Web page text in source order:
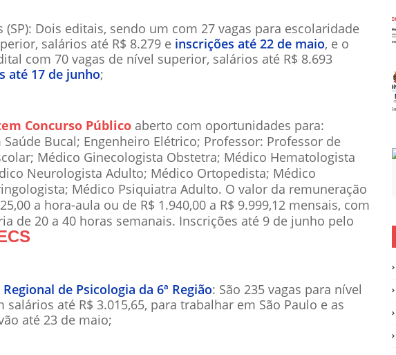
(SP): Dois editais, sendo um com 27 vagas para escolaridade
salários até R$ 8.279 e inscrições até 22 de maio, e o
com 70 vagas de nível superior, salários até R$ 8.693
até 17 de junho;
Concurso Público aberto com oportunidades para:
Bucal; Engenheiro Elétrico; Professor: Professor de
Médico Ginecologista Obstetra; Médico Hematologista
Neurologista Adulto; Médico Ortopedista; Médico
Médico Psiquiatra Adulto. O valor da remuneração
a hora-aula ou de R$ 1.940,00 a R$ 9.999,12 mensais, com
de 20 a 40 horas semanais. Inscrições até 9 de junho pelo
de Psicologia da 6ª Região: São 235 vagas para nível
salários até R$ 3.015,65, para trabalhar em São Paulo e as
até 23 de maio;